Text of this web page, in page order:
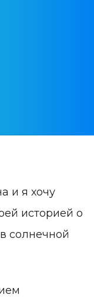
и я хочу
историей о
солнечной